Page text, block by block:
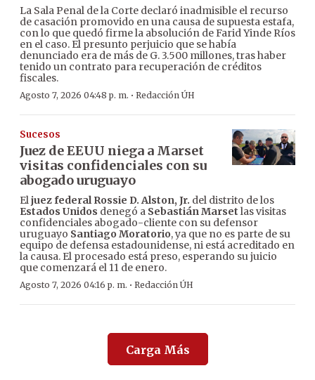
La Sala Penal de la Corte declaró inadmisible el recurso
de casación promovido en una causa de supuesta estafa,
con lo que quedó firme la absolución de Farid Yinde Ríos
en el caso. El presunto perjuicio que se había
denunciado era de más de G. 3.500 millones, tras haber
tenido un contrato para recuperación de créditos
fiscales.
Agosto 7, 2026 04:48 p. m. · Redacción ÚH
Sucesos
Juez de EEUU niega a Marset
visitas confidenciales con su
abogado uruguayo
Eljuez federal Rossie D. Alston, Jr. del distrito de los
Estados Unidos denegó a Sebastián Marset las visitas
confidenciales abogado-cliente con su defensor
uruguayo Santiago Moratorio, ya que no es parte de su
equipo de defensa estadounidense, ni está acreditado en
la causa. El procesado está preso, esperando su juicio
que comenzará el 11 de enero.
Agosto 7, 2026 04:16 p. m. · Redacción ÚH
Carga Más